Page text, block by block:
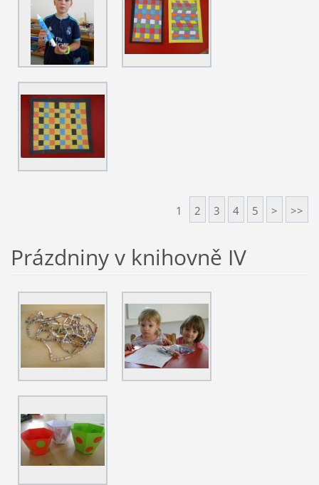
1 2 3 4 5 > >>
Prázdniny v knihovně IV